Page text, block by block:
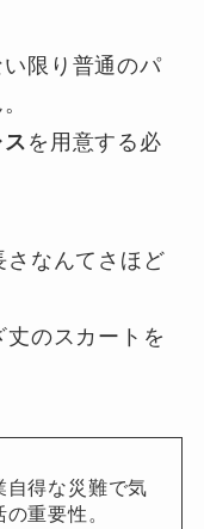
限り普通のパ
を用意する必
さなんてさほど
のスカートを
自得な災難で気
重要性。